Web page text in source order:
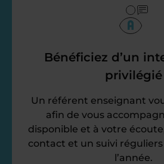
Bénéficiez d’un
privilégié
Un référent enseignant
afin de vous
disponible et à votre
contact et un suivi
l’année.